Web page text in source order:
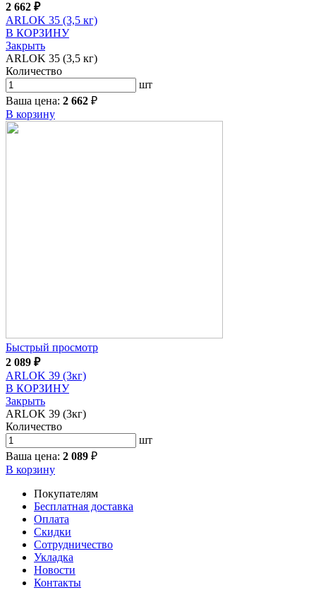
2 662 ₽
ARLOK 35 (3,5 кг)
В КОРЗИНУ
Закрыть
ARLOK 35 (3,5 кг)
Количество
шт
Ваша цена: 2 662 ₽
В корзину
Быстрый просмотр
2 089 ₽
ARLOK 39 (3кг)
В КОРЗИНУ
Закрыть
ARLOK 39 (3кг)
Количество
шт
Ваша цена: 2 089 ₽
В корзину
Покупателям
Бесплатная доставка
Оплата
Скидки
Сотрудничество
Укладка
Новости
Контакты